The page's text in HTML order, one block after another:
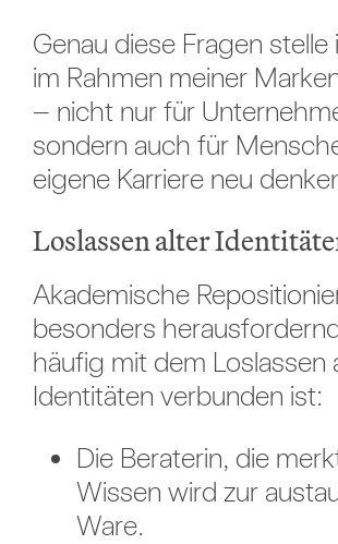
Genau diese Fragen stelle
im Rahmen meiner
– nicht nur für
sondern auch für
eigene Karriere neu
Loslassen alter
Akademische
besonders
häufig mit dem Loslassen
Identitäten verbunden ist:
Die Beraterin, die
Wissen wird zur
Ware.